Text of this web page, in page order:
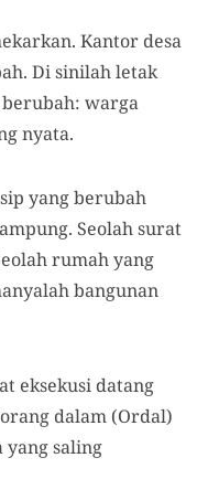
Kantor desa
Di sinilah letak
warga
nyata.
yang berubah
Seolah surat
rumah yang
bangunan
eksekusi datang
dalam (Ordal)
yang saling